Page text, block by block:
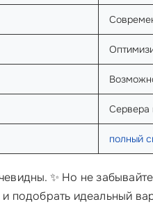
Сервера
полный
✨ Но не
подобрать идеальный